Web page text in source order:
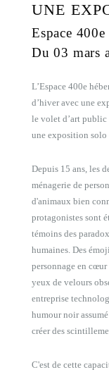
UNE
Espace 400e
Du 03 mars
L’Espace 400e
d’hiver avec une
le volet d’art public
une exposition
Depuis 15 ans, les
ménagerie de
d'animaux bien
protagonistes sont
témoins des
humaines. Des
personnage en
yeux de velours
entreprise
humour noir
créer des
C'est de cette